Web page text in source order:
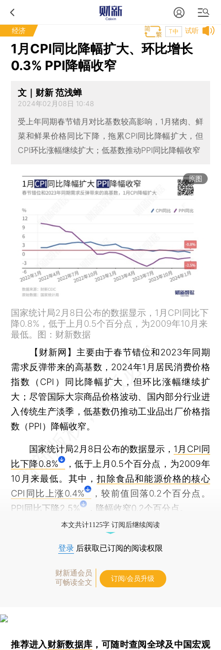
经济 试听
T中
1月CPI同比降幅扩大、环比增长
0.3% PPI降幅收窄
文｜财新 范浅蝉
2024年02月08日 10:48
受上年同期春节错月对比基数较高影响，1月猪肉、鲜
菜和鲜果价格同比下降，拖累CPI同比降幅扩大，但
CPI环比涨幅继续扩大；低基数推动PPI同比降幅收窄
原图
国家统计局2月8日公布的数据显示，1月CPI同比下
降0.8%，低于上月0.5个百分点，为2009年10月来
最低。图：财新数据
【财新网】 主要由于春节错位和2023年同期
需求反弹带来的高基数，2024年1月居民消费价格
指数（CPI）同比降幅扩大，但环比涨幅继续扩
大；尽管国际大宗商品价格波动、国内部分行业进
入传统生产淡季，低基数仍推动工业品出厂价格指
数（PPI）降幅收窄。
国家统计局2月8日公布的数据显示， 1月CPI同
比下降0.8%
，低于上月0.5个百分点，为2009年
10月来最低。其中，扣除食品和能源价格的核心
CPI同比上涨0.4%
，较前值回落0.2个百分点。
PPI同比下降2.5%
，降幅收窄0.2个百分点。
本文共计1125字 订阅后继续阅读
登录 后获取已订阅的阅读权限
财新通会员
可畅读全文
订阅/会员升级
推荐进入财新数据库 ，可随时查阅全球及中国宏观